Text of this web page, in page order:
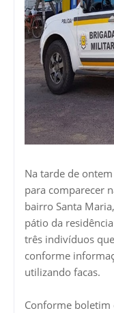
Na tarde de
para comparecer
bairro Santa
pátio da
três indivíduos
conforme
utilizando facas.
Conforme